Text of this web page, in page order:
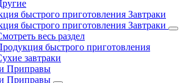
быстрого приготовления Завтраки
быстрого приготовления Завтраки
весь раздел
быстрого приготовления
завтраки
Приправы
Приправы